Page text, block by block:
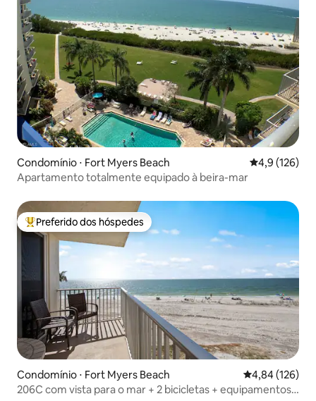
Condomínio ⋅ Fort Myers Beach 4,9 de uma
4,9 (126)
Apartamento totalmente equipado à beira-mar
Entre os melhores preferidos dos hóspedes
Preferido dos hóspedes
Condomínio ⋅ Fort Myers Beach 4,84 de uma
4,84 (126)
206C com vista para o mar + 2 bicicletas + equipamentos